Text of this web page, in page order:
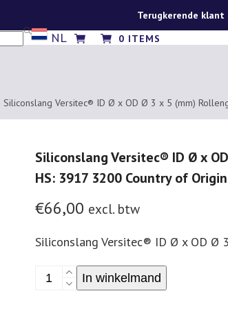
Terugkerende
NL 0 ITEMS
Siliconslang Versitec® ID Ø x OD Ø 3 x 5 (mm)
Siliconslang Versitec® ID Ø x
HS: 3917 3200 Country of
€66,00 excl. btw
Siliconslang Versitec® ID Ø x OD Ø
Siliconslang
Versitec®
In winkelmand